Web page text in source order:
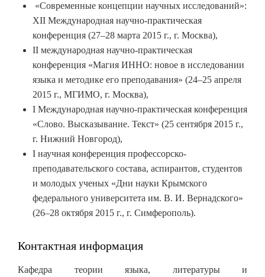
«Современные концепции научных исследований»:
XII Международная научно-практическая
конференция (27–28 марта 2015 г., г. Москва),
II международная научно-практическая
конференция «Магия ИННО: новое в исследовании
языка и методике его преподавания» (24–25 апреля
2015 г., МГИМО, г. Москва),
I Международная научно-практическая конференция
«Слово. Высказывание. Текст» (25 сентября 2015 г.,
г. Нижний Новгород),
I научная конференция профессорско-
преподавательского состава, аспирантов, студентов
и молодых ученых «Дни науки Крымского
федерального университета им. В. И. Вернадского»
(26–28 октября 2015 г., г. Симферополь).
Контактная информация
Кафедра теории языка, литературы и